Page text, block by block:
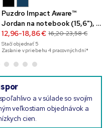
Puzdro Impact Aware™
Jordan na notebook (15,6"), z
recyklovaného materiálu
12,96-18,86 € 16,20-23,58 €
Stačí objednať 5
Zaslanie v priebehu 4 pracovných dní*
a v súlade so svojím
veľkostiam objednávok a
cien.